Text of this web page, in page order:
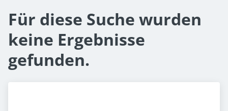
Für diese Suche wurden
keine Ergebnisse
gefunden.